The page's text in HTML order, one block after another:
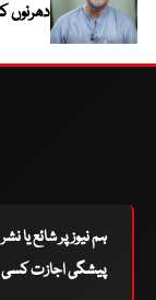
دھرنوں
ہم نیوز پر شائع یا
پیشگی اجازت کسی